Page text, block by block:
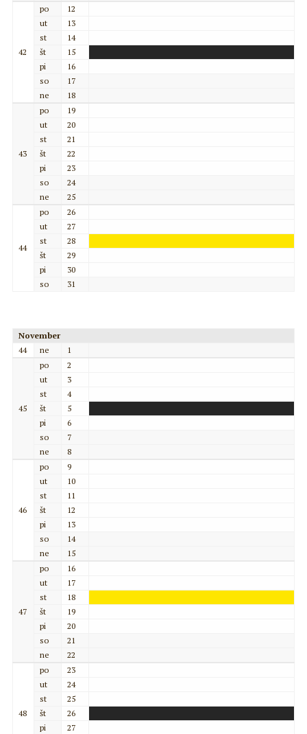
42
po
12
ut
13
st
14
št
15
pi
16
so
17
ne
18
43
po
19
ut
20
st
21
št
22
pi
23
so
24
ne
25
44
po
26
ut
27
st
28
št
29
pi
30
so
31
November
44
ne 1
45
po
2
ut
3
st
4
št
5
pi
6
so
7
ne
8
46
po
9
ut
10
st
11
št
12
pi
13
so
14
ne
15
47
po
16
ut
17
st
18
št
19
pi
20
so
21
ne
22
48
po
23
ut
24
st
25
št
26
pi
27